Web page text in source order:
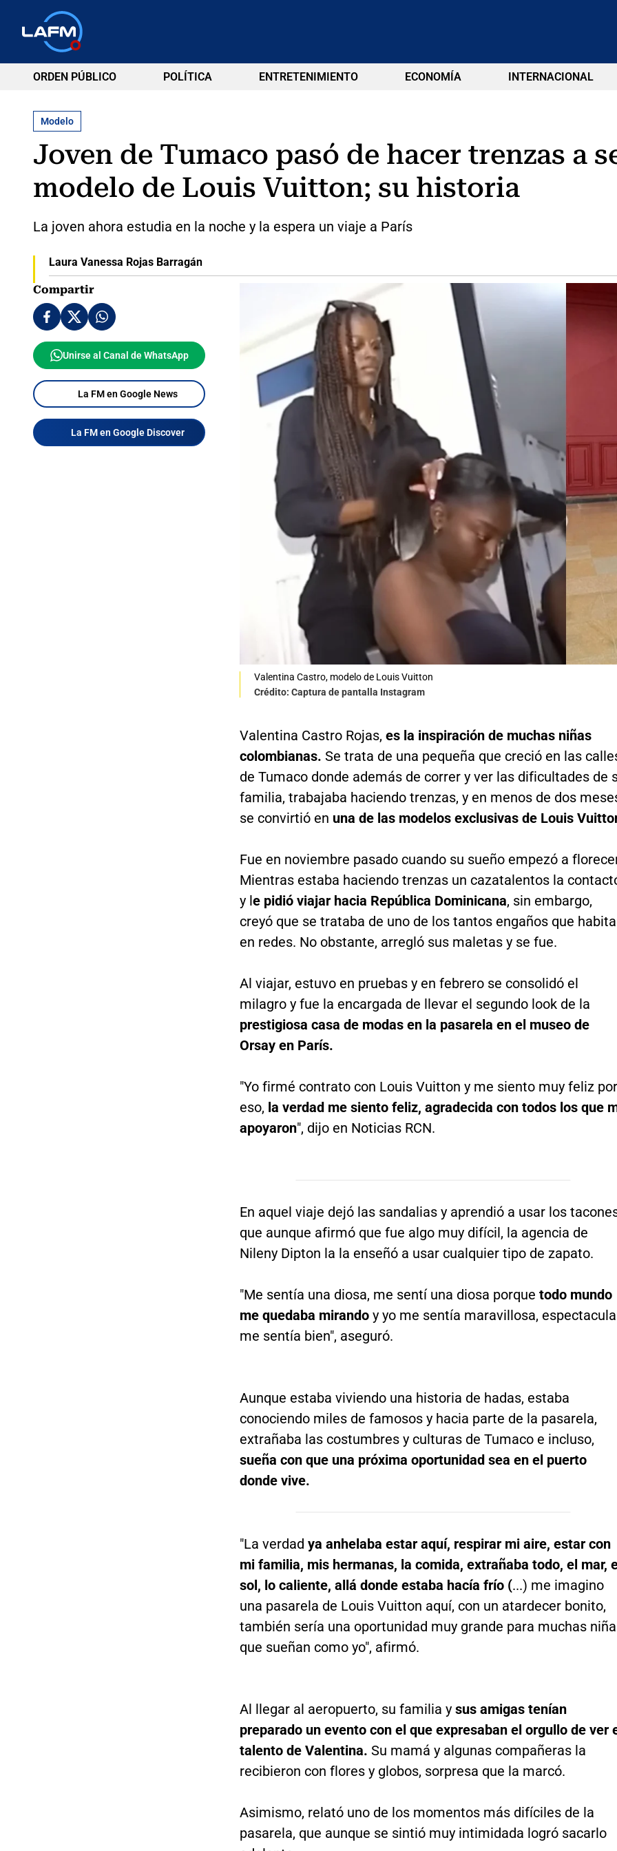
ORDEN PÚBLICO POLÍTICA ENTRETENIMIENTO ECONOMÍA INTERNACIONAL
Modelo
Joven de Tumaco pasó de hacer trenzas a
modelo de Louis Vuitton; su historia
La joven ahora estudia en la noche y la espera un viaje a París
Laura Vanessa Rojas Barragán
Compartir
Unirse al Canal de WhatsApp
La FM en Google News
La FM en Google Discover
Valentina Castro, modelo de Louis Vuitton
Crédito: Captura de pantalla Instagram
Valentina Castro Rojas, es la inspiración de muchas niñas
colombianas. Se trata de una pequeña que creció en las
de Tumaco donde además de correr y ver las dificultades de
familia, trabajaba haciendo trenzas, y en menos de dos
se convirtió en una de las modelos exclusivas de Louis
Fue en noviembre pasado cuando su sueño empezó a
Mientras estaba haciendo trenzas un cazatalentos la
y l e pidió viajar hacia República Dominicana, sin embargo,
creyó que se trataba de uno de los tantos engaños que
en redes. No obstante, arregló sus maletas y se fue.
Al viajar, estuvo en pruebas y en febrero se consolidó el
milagro y fue la encargada de llevar el segundo look de la
prestigiosa casa de modas en la pasarela en el museo de
Orsay en París.
"Yo firmé contrato con Louis Vuitton y me siento muy feliz por
eso, la verdad me siento feliz, agradecida con todos los que
apoyaron", dijo en Noticias RCN.
En aquel viaje dejó las sandalias y aprendió a usar los
que aunque afirmó que fue algo muy difícil, la agencia de
Nileny Dipton la la enseñó a usar cualquier tipo de zapato.
"Me sentía una diosa, me sentí una diosa porque todo mundo
me quedaba mirandoy yo me sentía maravillosa,
me sentía bien", aseguró.
Aunque estaba viviendo una historia de hadas, estaba
conociendo miles de famosos y hacia parte de la pasarela,
extrañaba las costumbres y culturas de Tumaco e incluso,
sueña con que una próxima oportunidad sea en el puerto
donde vive.
"La verdad ya anhelaba estar aquí, respirar mi aire, estar con
mi familia, mis hermanas, la comida, extrañaba todo, el mar,
sol, lo caliente, allá donde estaba hacía frío (...) me imagino
una pasarela de Louis Vuitton aquí, con un atardecer bonito,
también sería una oportunidad muy grande para muchas
que sueñan como yo", afirmó.
Al llegar al aeropuerto, su familia ysus amigas tenían
preparado un evento con el que expresaban el orgullo de ver
talento de Valentina. Su mamá y algunas compañeras la
recibieron con flores y globos, sorpresa que la marcó.
Asimismo, relató uno de los momentos más difíciles de la
pasarela, que aunque se sintió muy intimidada logró sacarlo